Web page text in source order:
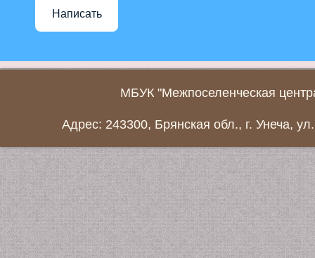
Написать
МБУК "Межпоселенческая
Адрес: 243300, Брянская обл., г. Унеча,